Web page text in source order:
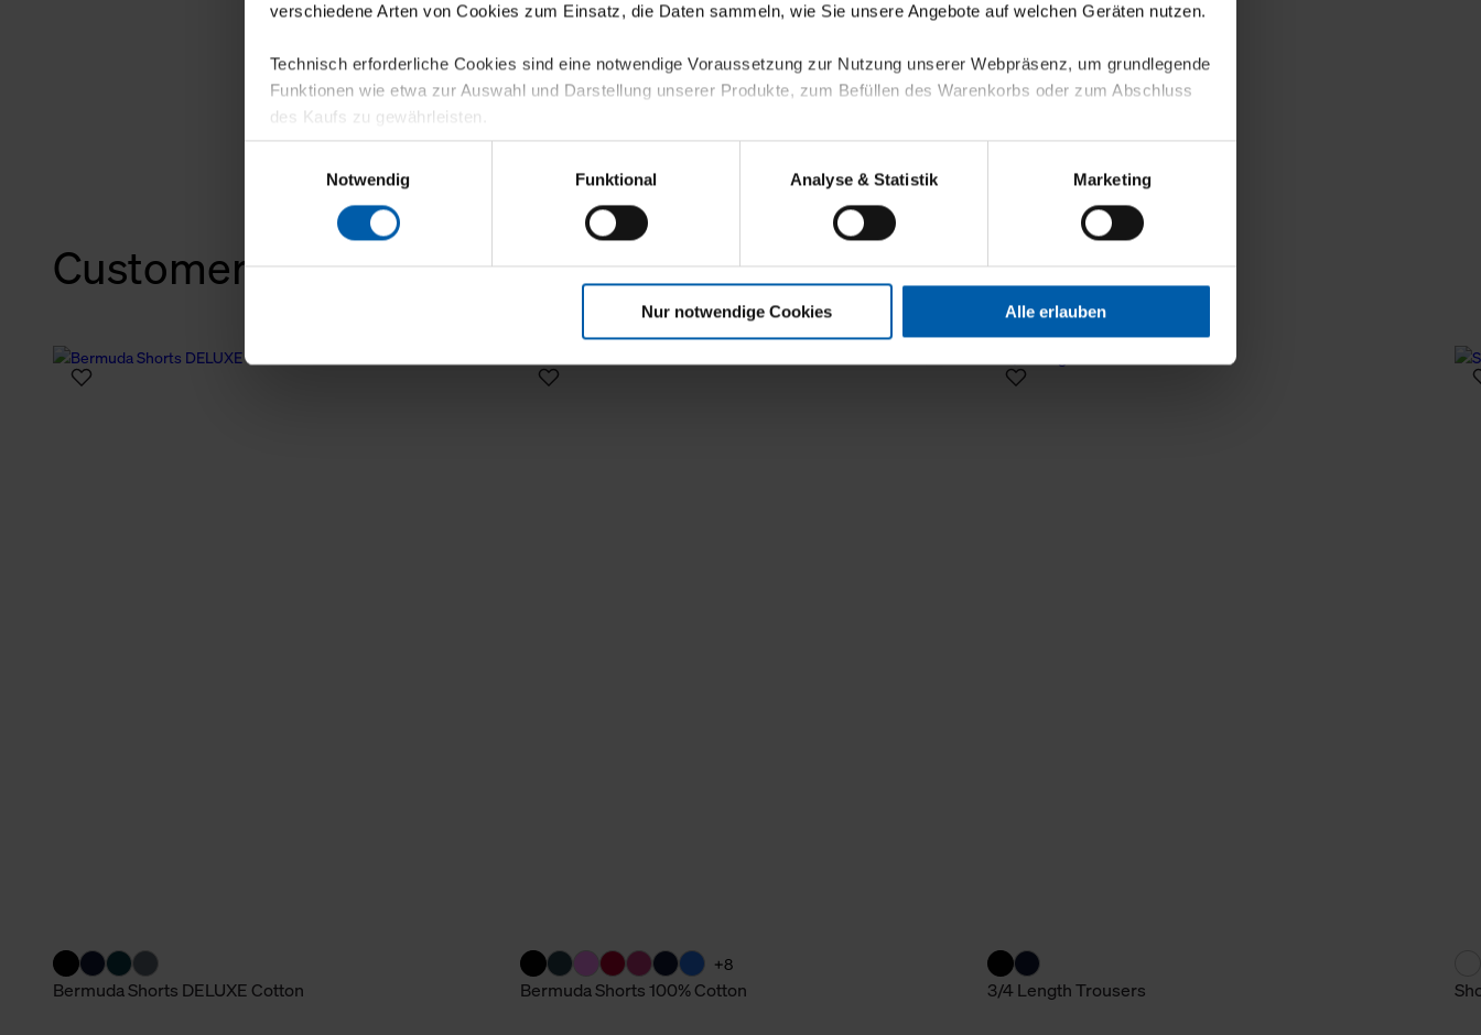
verschiedene Arten von Cookies zum Einsatz, die Daten sammeln, wie Sie unsere Angebote auf welchen Geräten nutzen.
Technisch erforderliche Cookies sind eine notwendige Voraussetzung zur Nutzung unserer Webpräsenz, um grundlegende
Funktionen wie etwa zur Auswahl und Darstellung unserer Produkte, zum Befüllen des Warenkorbs oder zum Abschluss
des Kaufs zu gewährleisten.
Für die Darstellung personalisierter Angebote, Anzeigen und Inhalte aufgrund Ihres Nutzerverhaltens und Ihres Profils
sowie für Marketing-, Statistik- und Tracking-Zwecke zur Analyse und Optimierung unserer Webpräsenz speichern wir
personenbezogene Informationen. Diese übermitteln wir in anonymisierter Form an Dritte wie etwa unsere
Klicken Sie auf "Alle erlauben", damit wir alle Cookies und Web-Technologien für Ihr personalisiertes Einkaufserlebnis
verwenden dürfen. Über die jeweiligen Schaltflächen können Sie die Arten der Cookies selbst festlegen, die Sie erlauben
erlauben möchten, verwenden wir lediglich die erwähnten technisch erforderlichen Cookies.
Notwendig
Funktional Analyse & Statistik Marketing
Nur notwendige Cookies Alle erlauben
less information
Customers also bought
Bermuda Shorts DELUXE Cotton
+8
Bermuda Shorts 100% Cotton 3/4 Length Trousers